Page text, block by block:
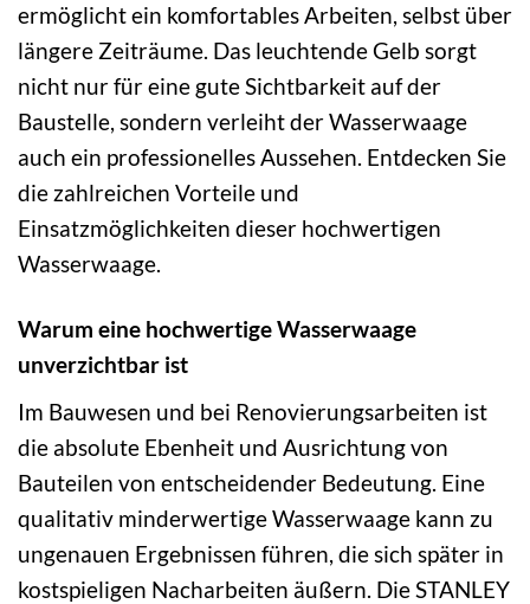
ermöglicht ein komfortables Arbeiten, selbst über
längere Zeiträume. Das leuchtende Gelb sorgt
nicht nur für eine gute Sichtbarkeit auf der
Baustelle, sondern verleiht der Wasserwaage
auch ein professionelles Aussehen. Entdecken Sie
die zahlreichen Vorteile und
Einsatzmöglichkeiten dieser hochwertigen
Wasserwaage.
Warum eine hochwertige Wasserwaage
unverzichtbar ist
Im Bauwesen und bei Renovierungsarbeiten ist
die absolute Ebenheit und Ausrichtung von
Bauteilen von entscheidender Bedeutung. Eine
qualitativ minderwertige Wasserwaage kann zu
ungenauen Ergebnissen führen, die sich später in
kostspieligen Nacharbeiten äußern. Die STANLEY